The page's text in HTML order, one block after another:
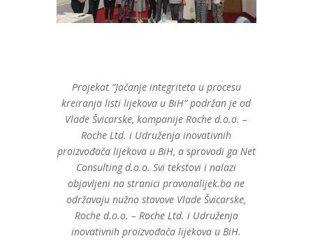
Projekat “Jačanje integriteta u procesu
kreiranja listi lijekova u BiH” podržan je od
Vlade Švicarske, kompanije Roche d.o.o. –
Roche Ltd. i Udruženja inovativnih
proizvođača lijekova u BiH, a sprovodi ga Net
Consulting d.o.o. Svi tekstovi i nalazi
objavljeni na stranici pravonalijek.ba ne
održavaju nužno stavove Vlade Švicarske,
Roche d.o.o. – Roche Ltd. i Udruženja
inovativnih proizvođača lijekova u BiH.